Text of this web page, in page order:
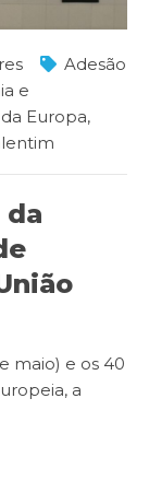
Adesão
e
Europa,
da
maio) e os 40
a